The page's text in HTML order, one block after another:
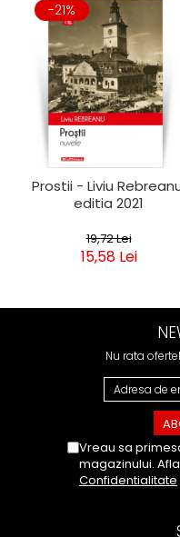
-21%
Prostii - Liviu
editia 2021
19,72 Lei
15,58 Lei
Nu rata
Vreau sa
magazinului.
Confidentialitate